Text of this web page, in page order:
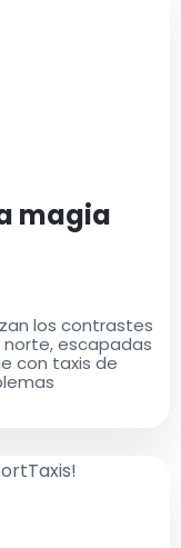
magia
los contrastes
escapadas
con taxis de